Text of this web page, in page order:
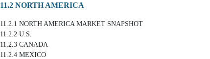
11.2 NORTH AMERICA
11.2.1 NORTH AMERICA MARKET SNAPSHOT
11.2.2 U.S.
11.2.3 CANADA
11.2.4 MEXICO